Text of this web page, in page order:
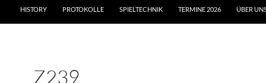
HISTORY PROTOKOLLE SPIELTECHNIK TERMINE 2026 ÜBER
Z239